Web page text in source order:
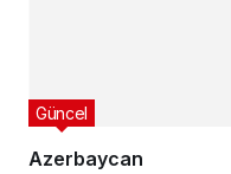
Azerbaycan
Güncel